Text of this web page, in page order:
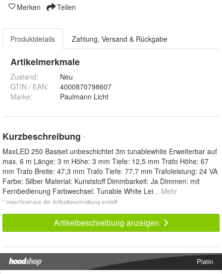
Merken Teilen
Produktdetails Zahlung, Versand & Rückgabe
Artikelmerkmale
Zustand:
Neu
GTIN / EAN:
4000870798607
Marke:
Paulmann Licht
Kurzbeschreibung *
MaxLED 250 Basiset unbeschichtet 3m tunablewhite Erweiterbar auf
max. 6 m Länge: 3 m Höhe: 3 mm Tiefe: 12,5 mm Trafo Höhe: 67
mm Trafo Breite: 47,3 mm Trafo Tiefe: 77,7 mm Trafoleistung: 24 VA
Farbe: Silber Material: Kunststoff Dimmbarkeit: Ja Dimmen: mit
Fernbedienung Farbwechsel: Tunable White Lei... Mehr
* maschinell aus der Artikelbeschreibung erstellt
Artikelbeschreibung anzeigen
Platin